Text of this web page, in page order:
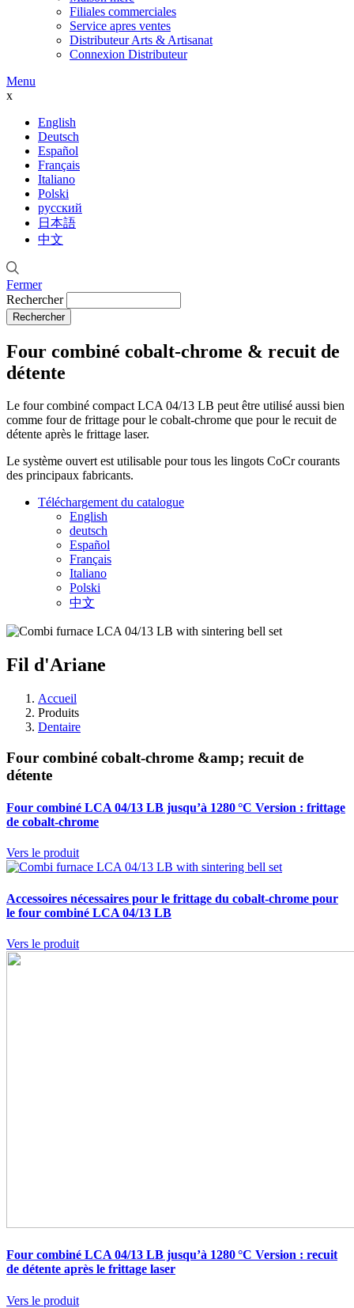
Filiales commerciales
Service apres ventes
Distributeur Arts & Artisanat
Connexion Distributeur
Menu
x
English
Deutsch
Español
Français
Italiano
Polski
русский
日本語
中文
Fermer
Rechercher
Four combiné cobalt-chrome & recuit de
détente
Le four combiné compact LCA 04/13 LB peut être utilisé aussi bien
comme four de frittage pour le cobalt-chrome que pour le recuit de
détente après le frittage laser.
Le système ouvert est utilisable pour tous les lingots CoCr courants
des principaux fabricants.
Téléchargement du catalogue
English
deutsch
Español
Français
Italiano
Polski
中文
Fil d'Ariane
Accueil
Produits
Dentaire
Four combiné cobalt-chrome &amp; recuit de
détente
Four combiné LCA 04/13 LB jusqu’à 1280 °C Version : frittage
de cobalt-chrome
Vers le produit
Accessoires nécessaires pour le frittage du cobalt‑chrome pour
le four combiné LCA 04/13 LB
Vers le produit
Four combiné LCA 04/13 LB jusqu’à 1280 °C Version : recuit
de détente après le frittage laser
Vers le produit